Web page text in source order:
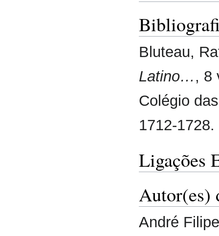
Bluteau,
Latino… , 8
Colégio
1712-1728.
Ligações
Autor(es)
André